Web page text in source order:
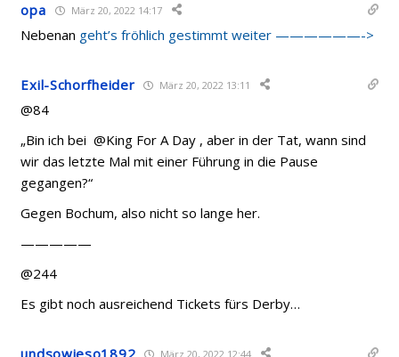
opa März 20, 2022 14:17
Nebenan geht’s fröhlich gestimmt weiter ——————->
Exil-Schorfheider März 20, 2022 13:11
@84
„Bin ich bei @King For A Day , aber in der Tat, wann sind
wir das letzte Mal mit einer Führung in die Pause
gegangen?“
Gegen Bochum, also nicht so lange her.
—————
@244
Es gibt noch ausreichend Tickets fürs Derby…
undsowieso1892 März 20, 2022 12:44